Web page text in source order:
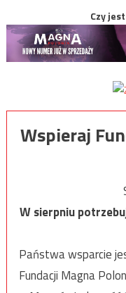
Czy
Wspieraj
W sierpniu
Państwa wsparcie
Fundacji Magna